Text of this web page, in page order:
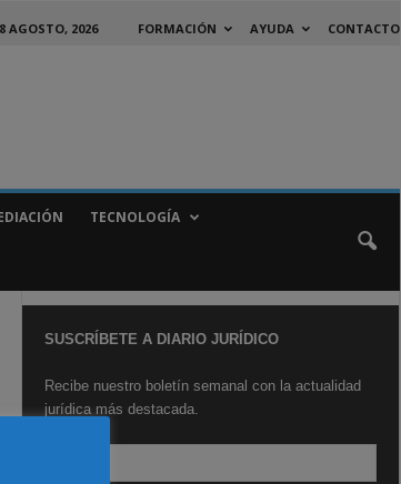
AGOSTO, 2026 FORMACIÓN AYUDA CONTACTO
TECNOLOGÍA
SUSCRÍBETE A DIARIO JURÍDICO
Recibe nuestro boletín semanal con la actualidad
jurídica más destacada.